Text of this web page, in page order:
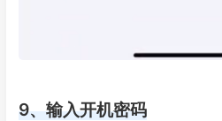
9、输入开机密码